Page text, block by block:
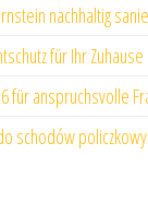
nachhaltig
für Ihr Zuhause
für anspruchsvolle
schodów